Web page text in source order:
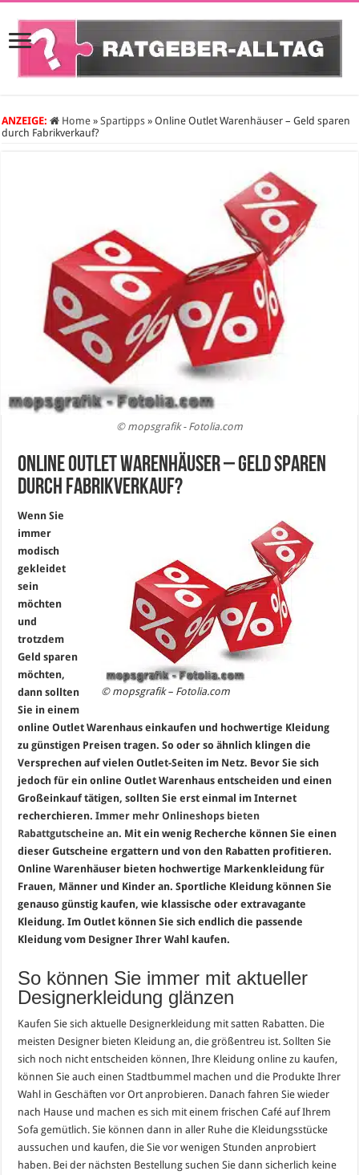
ANZEIGE: Home » Spartipps » Online Outlet Warenhäuser – Geld sparen
durch Fabrikverkauf?
© mopsgrafik - Fotolia.com
Online Outlet Warenhäuser – Geld sparen
durch Fabrikverkauf?
© mopsgrafik – Fotolia.com
Wenn Sie
immer
modisch
gekleidet
sein
möchten
und
trotzdem
Geld sparen
möchten,
dann sollten
Sie in einem
online Outlet Warenhaus einkaufen und hochwertige Kleidung
zu günstigen Preisen tragen. So oder so ähnlich klingen die
Versprechen auf vielen Outlet-Seiten im Netz. Bevor Sie sich
jedoch für ein online Outlet Warenhaus entscheiden und einen
Großeinkauf tätigen, sollten Sie erst einmal im Internet
recherchieren.Immer mehr Onlineshops bieten
Rabattgutscheine an. Mit ein wenig Recherche können Sie einen
dieser Gutscheine ergattern und von den Rabatten profitieren.
Online Warenhäuser bieten hochwertige Markenkleidung für
Frauen, Männer und Kinder an. Sportliche Kleidung können Sie
genauso günstig kaufen, wie klassische oder extravagante
Kleidung. Im Outlet können Sie sich endlich die passende
Kleidung vom Designer Ihrer Wahl kaufen.
So können Sie immer mit aktueller
Designerkleidung glänzen
Kaufen Sie sich aktuelle Designerkleidung mit satten Rabatten. Die
meisten Designer bieten Kleidung an, die größentreu ist. Sollten Sie
sich noch nicht entscheiden können, Ihre Kleidung online zu kaufen,
können Sie auch einen Stadtbummel machen und die Produkte Ihrer
Wahl in Geschäften vor Ort anprobieren. Danach fahren Sie wieder
nach Hause und machen es sich mit einem frischen Café auf Ihrem
Sofa gemütlich. Sie können dann in aller Ruhe die Kleidungsstücke
aussuchen und kaufen, die Sie vor wenigen Stunden anprobiert
haben. Bei der nächsten Bestellung suchen Sie dann sicherlich keine